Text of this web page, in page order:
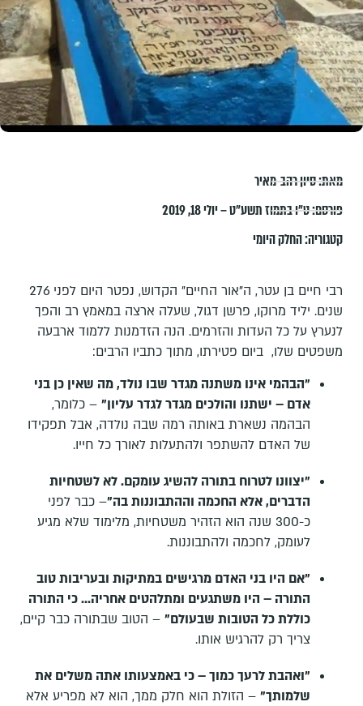
מאת:סיון רהב-מאיר
פורסם:ט״ו בתמוז תשע״ט – יולי 18, 2019
קטגוריה:החלק היומי
רבי חיים בן עטר, ה"אור החיים" הקדוש, נפטר היום לפני 276
שנים. יליד מרוקו, פרשן דגול, שעלה ארצה במאמץ רב והפך
לנערץ על כל העדות והזרמים. הנה הזדמנות ללמוד ארבעה
משפטים שלו, ביום פטירתו, מתוך כתביו הרבים:
"הבהמי אינו משתנה מגדר שבו נולד, מה שאין כן בני
אדם – ישתנו והולכים מגדר לגדר עליון" – כלומר,
הבהמה נשארת באותה רמה שבה נולדה, אבל תפקידו
של האדם להשתפר ולהתעלות לאורך כל חייו.
"יצוונו לטרוח בתורה להשיג עומקם. לא לשטחיות
הדברים, אלא החכמה וההתבוננות בה"– כבר לפני
כ-300 שנה הוא הזהיר משטחיות, מלימוד שלא מגיע
לעומק, לחכמה ולהתבוננות.
"אם היו בני האדם מרגישים במתיקות ובעריבות טוב
התורה – היו משתגעים ומתלהטים אחריה... כי התורה
כוללת כל הטובות שבעולם" – הטוב שבתורה כבר קיים,
צריך רק להרגיש אותו.
"ואהבת לרעך כמוך – כי באמצעותו אתה משלים את
שלמותך" – הזולת הוא חלק ממך, הוא לא מפריע אלא